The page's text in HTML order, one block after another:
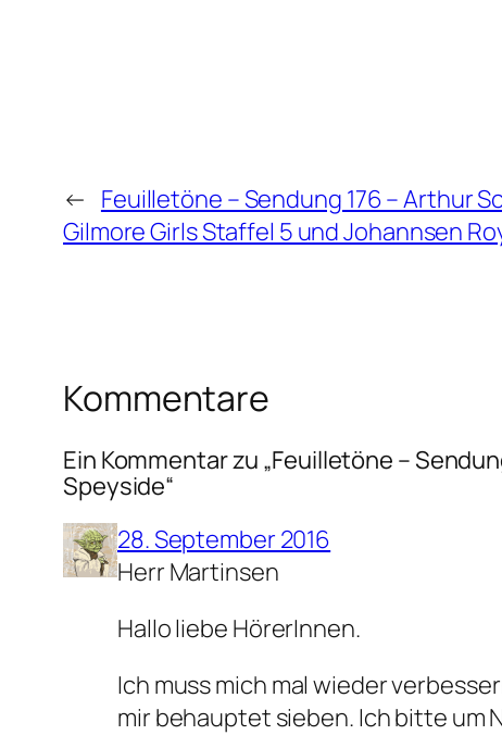
← Feuilletöne – Sendung 176 – Arthur
Gilmore Girls Staffel 5 und Johannsen
Kommentare
Ein Kommentar zu „Feuilletöne –
Speyside“
28. September 2016
Herr Martinsen
Hallo liebe HörerInnen.
Ich muss mich mal wieder
mir behauptet sieben. Ich bitte um